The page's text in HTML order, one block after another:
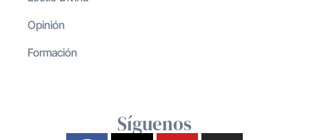
Opinión
Formación
Síguenos